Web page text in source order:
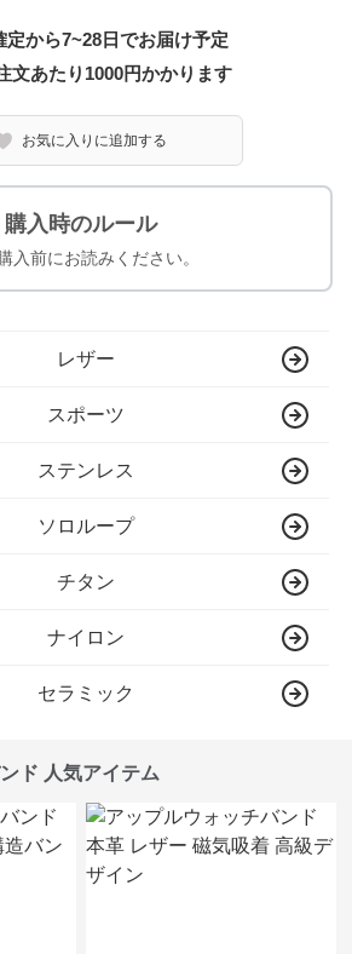
定から7~28日でお届け予定
文あたり 1000円かかります
お気に入りに追加する
購入時のルール
入前にお読みください。
レザー
スポーツ
ステンレス
ソロループ
チタン
ナイロン
セラミック
ド 人気アイテム